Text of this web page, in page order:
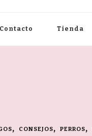
Tienda
CONSEJOS PERROS